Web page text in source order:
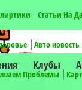
Статьи На
Авто новость
Проблемы
-->
Клубы